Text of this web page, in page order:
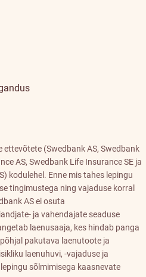
(Swedbank AS, Swedbank
AS, Swedbank Life Insurance SE ja
kodulehel. Enne mis tahes lepingu
tingimustega ning vajaduse korral
AS ei osuta
ja vahendajate seaduse
laenusaaja, kes hindab panga
pakutava laenutoote ja
laenuhuvi, -vajaduse ja
sõlmimisega kaasnevate